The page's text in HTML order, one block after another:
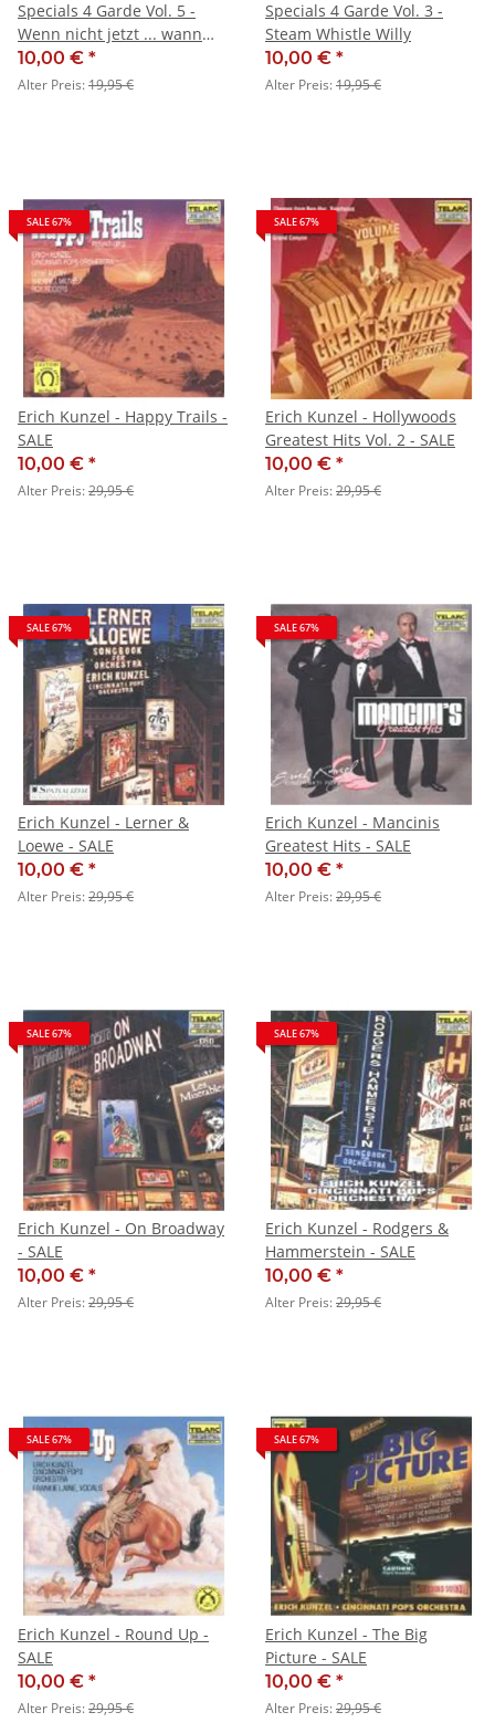
Specials 4 Garde Vol. 5 -
Wenn nicht jetzt ... wann
dann
10,00 € *
Alter Preis:19,95 €
Specials 4 Garde Vol. 3 -
Steam Whistle Willy
10,00 € *
Alter Preis:19,95 €
SALE 67%
Erich Kunzel - Happy Trails -
SALE
10,00 € *
Alter Preis:29,95 €
SALE 67%
Erich Kunzel - Hollywoods
Greatest Hits Vol. 2 - SALE
10,00 € *
Alter Preis:29,95 €
SALE 67%
Erich Kunzel - Lerner &
Loewe - SALE
10,00 € *
Alter Preis:29,95 €
SALE 67%
Erich Kunzel - Mancinis
Greatest Hits - SALE
10,00 € *
Alter Preis:29,95 €
SALE 67%
Erich Kunzel - On Broadway
- SALE
10,00 € *
Alter Preis:29,95 €
SALE 67%
Erich Kunzel - Rodgers &
Hammerstein - SALE
10,00 € *
Alter Preis:29,95 €
SALE 67%
Erich Kunzel - Round Up -
SALE
10,00 € *
Alter Preis:29,95 €
SALE 67%
Erich Kunzel - The Big
Picture - SALE
10,00 € *
Alter Preis:29,95 €